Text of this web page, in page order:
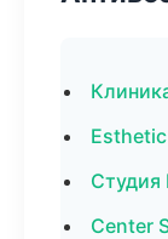
Студия
Center